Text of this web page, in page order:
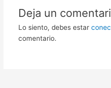
Deja un
Lo siento, debes estar
comentario.